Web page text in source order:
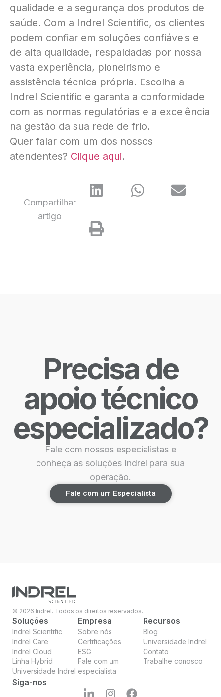
qualidade e a segurança dos produtos de
saúde. Com a Indrel Scientific, os clientes
podem confiar em soluções confiáveis e
de alta qualidade, respaldadas por nossa
vasta experiência, pioneirismo e
assistência técnica própria. Escolha a
Indrel Scientific e garanta a conformidade
com as normas regulatórias e a excelência
na gestão da sua rede de frio.
Quer falar com um dos nossos
atendentes? Clique aqui.
Compartilhar
artigo
Precisa de
apoio técnico
especializado?
Fale com nossos especialistas e
conheça as soluções Indrel para sua
operação.
Fale com um Especialista
© 2026 Indrel. Todos os direitos reservados.
Soluções
Indrel Scientific
Indrel Care
Indrel Cloud
Linha Hybrid
Universidade Indrel
Empresa
Sobre nós
Certificações
ESG
Fale com um
especialista
Recursos
Blog
Universidade Indrel
Contato
Trabalhe conosco
Siga-nos